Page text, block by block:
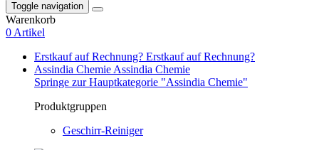
Toggle navigation
Warenkorb
0 Artikel
Erstkauf auf Rechnung? Erstkauf auf Rechnung?
Assindia Chemie Assindia Chemie
Springe zur Hauptkategorie "Assindia Chemie"
Produktgruppen
Geschirr-Reiniger